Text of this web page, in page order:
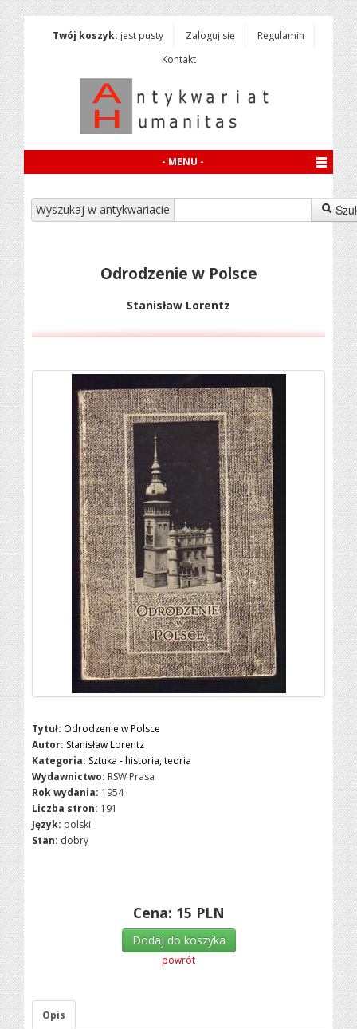
Twój koszyk: jest pusty Zaloguj się
Regulamin
Kontakt
- MENU -
Wyszukaj w antykwariacie
Odrodzenie w Polsce
Stanisław Lorentz
Tytuł: Odrodzenie w Polsce
Autor: Stanisław Lorentz
Kategoria: Sztuka - historia, teoria
Wydawnictwo: RSW Prasa
Rok wydania: 1954
Liczba stron: 191
Język: polski
Stan: dobry
Cena: 15 PLN
Dodaj do koszyka
powrót
Opis